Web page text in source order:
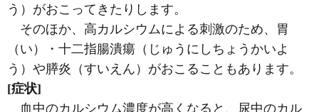
う）がおこってきたりします。
そのほか、高カルシウムによる刺激のため、胃
（い）・十二指腸潰瘍（じゅうにしちょうかいよ
う）や膵炎（すいえん）がおこることもあります。
[症状]
血中のカルシウム濃度が高くなると、尿中のカル